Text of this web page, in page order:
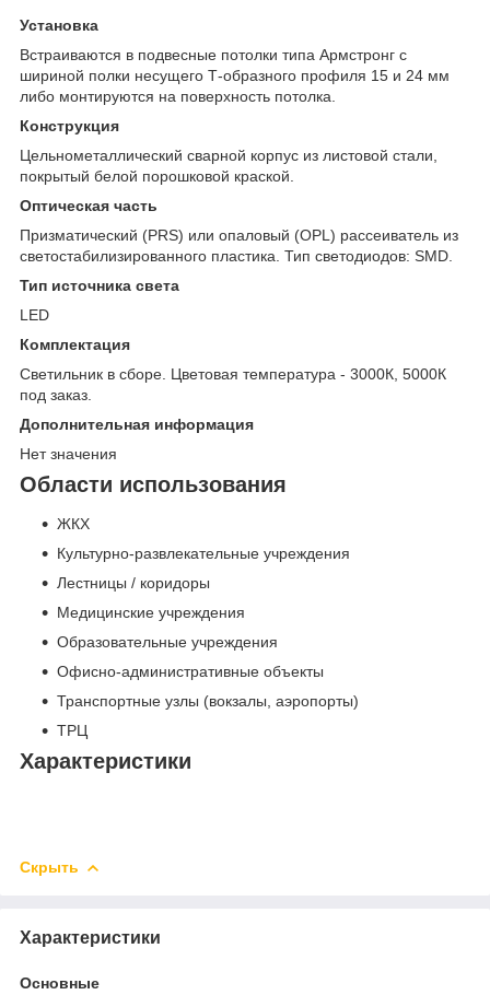
Установка
Встраиваются в подвесные потолки типа Армстронг с
шириной полки несущего Т-образного профиля 15 и 24 мм
либо монтируются на поверхность потолка.
Конструкция
Цельнометаллический сварной корпус из листовой стали,
покрытый белой порошковой краской.
Оптическая часть
Призматический (PRS) или опаловый (OPL) рассеиватель из
светостабилизированного пластика. Тип светодиодов: SMD.
Тип источника света
LED
Комплектация
Светильник в сборе. Цветовая температура - 3000К, 5000К
под заказ.
Дополнительная информация
Нет значения
Области использования
ЖКХ
Культурно-развлекательные учреждения
Лестницы / коридоры
Медицинские учреждения
Образовательные учреждения
Офисно-административные объекты
Транспортные узлы (вокзалы, аэропорты)
ТРЦ
Характеристики
Скрыть
Характеристики
Основные